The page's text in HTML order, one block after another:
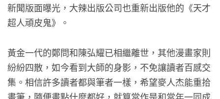
新聞版面曝光，大辣出版公司也重新出版他的《天才
超人頑皮鬼》。
黃金一代的鄭問和陳弘耀已相繼離世，其他漫畫家則
紛紛四散，如今看到大師的身影，不免讓讀者百感交
集。相信許多讀者都與筆者一樣，希望麥人杰能重拾